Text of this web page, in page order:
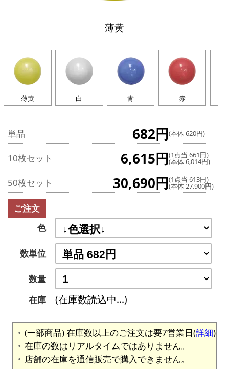
薄黄
薄黄 白 青 赤
単品 682円(本体 620円)
10枚セット 6,615円(1点当 661円)
(本体 6,014円)
50枚セット 30,690円(1点当 613円)
(本体 27,900円)
ご注文
色
数単位
数量
在庫
(在庫数読込中...)
(一部商品) 在庫数以上のご注文は要7営業日(詳細)
在庫の数はリアルタイムではありません。
店舗の在庫を通信販売で購入できません。